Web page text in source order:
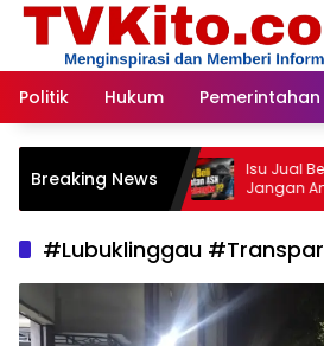
Langsung
Politik
Hukum Pemerintahan
Breaking NewsIsu Jual Beli Jabatan ASN
Jangan Antikritik, Buka
Proses Rotasi dan Mutasi
Hadie, S.Sos., MM. Ketua
Pusat ASWIN
#Lubuklinggau